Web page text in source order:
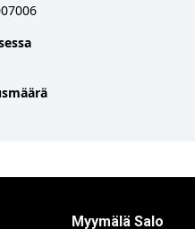
Myymälä Salo